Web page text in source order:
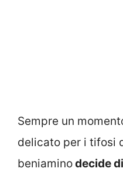
Sempre un
delicato per i tifosi
beniaminodecide